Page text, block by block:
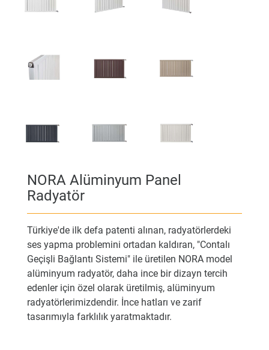
NORA Alüminyum Panel
Radyatör
Türkiye'de ilk defa patenti alınan, radyatörlerdeki
ses yapma problemini ortadan kaldıran, "Contalı
Geçişli Bağlantı Sistemi" ile üretilen NORA model
alüminyum radyatör, daha ince bir dizayn tercih
edenler için özel olarak üretilmiş, alüminyum
radyatörlerimizdendir. İnce hatları ve zarif
tasarımıyla farklılık yaratmaktadır.